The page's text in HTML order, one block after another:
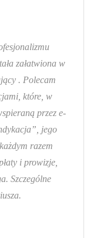
załatwiona w
. Polecam
które, w
przez e-
jego
razem
i prowizje,
Szczególne